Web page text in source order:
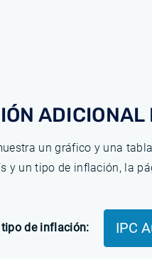
ADICIONAL
un gráfico y una
y un tipo de inflación, la
de inflación: IPC